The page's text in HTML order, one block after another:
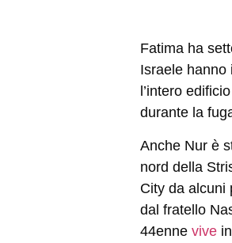
Fatima ha
Israele hanno
l’intero
durante la
Anche Nur è
nord della
City da alcuni
dal fratello
44enne vive